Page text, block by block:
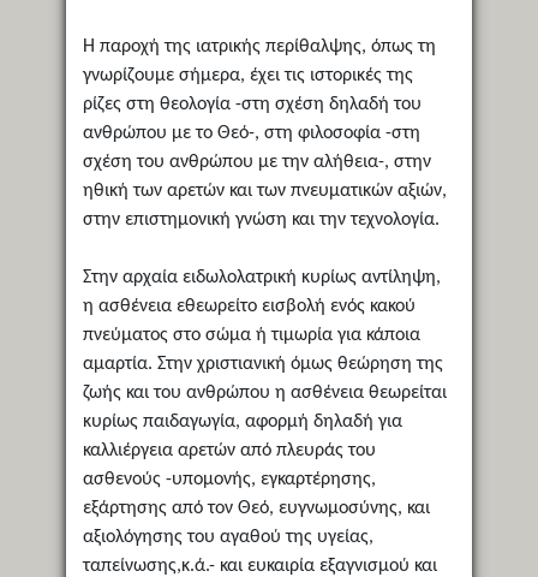
Η παροχή της ιατρικής περίθαλψης, όπως τη
γνωρίζουμε σήμερα, έχει τις ιστορικές της
ρίζες στη θεολογία -στη σχέση δηλαδή του
ανθρώπου με το Θεό-, στη φιλοσοφία -στη
σχέση του ανθρώπου με την αλήθεια-, στην
ηθική των αρετών και των πνευματικών αξιών,
στην επιστημονική γνώση και την τεχνολογία.
Στην αρχαία ειδωλολατρική κυρίως αντίληψη,
η ασθένεια εθεωρείτο εισβολή ενός κακού
πνεύματος στο σώμα ή τιμωρία για κάποια
αμαρτία. Στην χριστιανική όμως θεώρηση της
ζωής και του ανθρώπου η ασθένεια θεωρείται
κυρίως παιδαγωγία, αφορμή δηλαδή για
καλλιέργεια αρετών από πλευράς του
ασθενούς -υπομονής, εγκαρτέρησης,
εξάρτησης από τον Θεό, ευγνωμοσύνης, και
αξιολόγησης του αγαθού της υγείας,
ταπείνωσης,κ.ά.- και ευκαιρία εξαγνισμού και